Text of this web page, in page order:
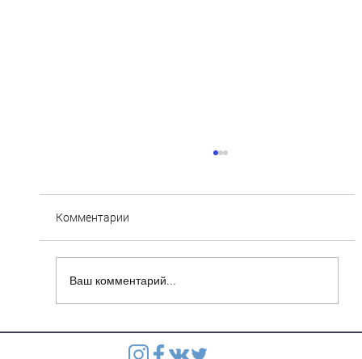
Степянка: Ведутся монолитные работы
Комментарии
Ваш комментарий...